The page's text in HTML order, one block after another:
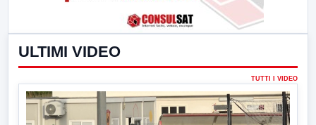
ULTIMI VIDEO
TUTTI I VIDEO